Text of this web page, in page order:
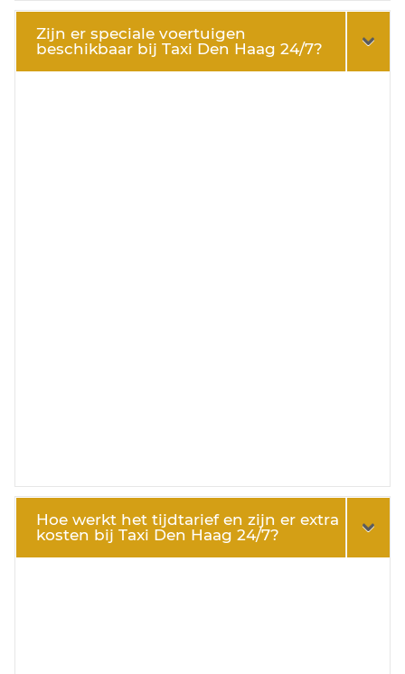
Zijn er speciale voertuigen
beschikbaar bij Taxi Den Haag 24/7?
Hoe werkt het tijdtarief en zijn er extra
kosten bij Taxi Den Haag 24/7?